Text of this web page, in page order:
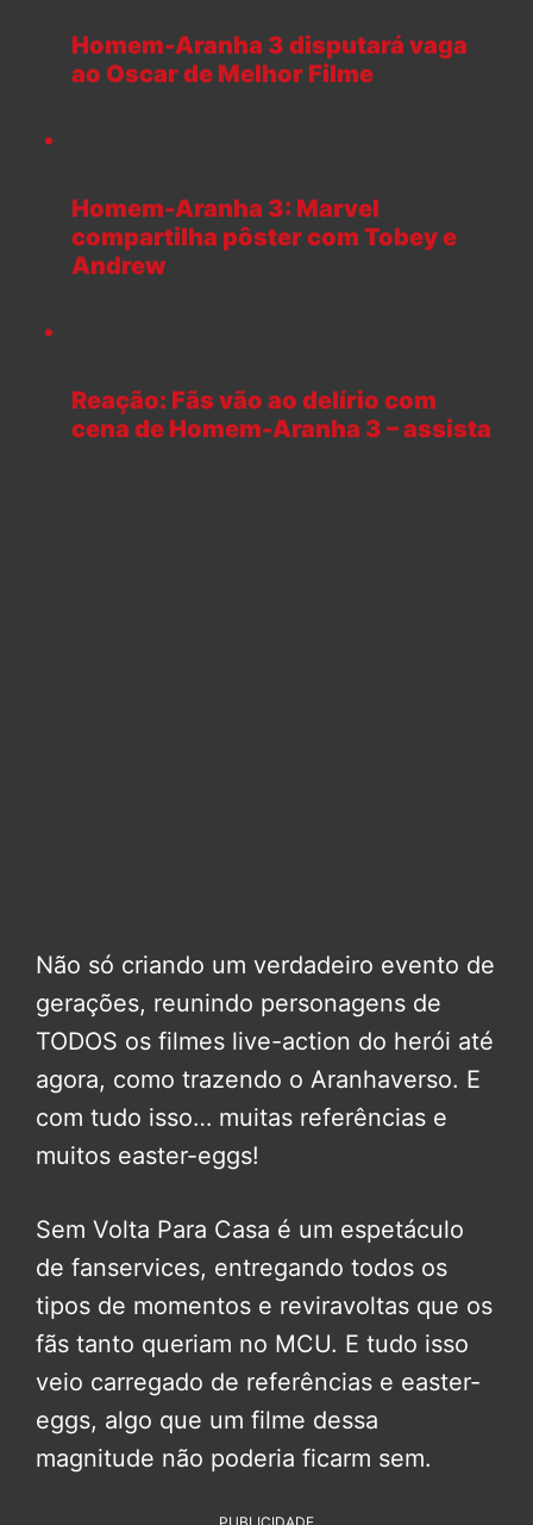
Homem-Aranha 3 disputará vaga
ao Oscar de Melhor Filme
Homem-Aranha 3: Marvel
compartilha pôster com Tobey e
Andrew
Reação: Fãs vão ao delírio com
cena de Homem-Aranha 3 – assista
Não só criando um verdadeiro evento de
gerações, reunindo personagens de
TODOS os filmes live-action do herói até
agora, como trazendo o Aranhaverso. E
com tudo isso… muitas referências e
muitos easter-eggs!
Sem Volta Para Casa é um espetáculo
de fanservices, entregando todos os
tipos de momentos e reviravoltas que os
fãs tanto queriam no MCU. E tudo isso
veio carregado de referências e easter-
eggs, algo que um filme dessa
magnitude não poderia ficarm sem.